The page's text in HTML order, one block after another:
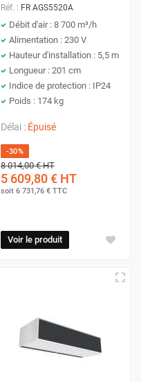
Réf. : FR AGS5520A
Débit d'air : 8 700 m³/h
Alimentation : 230 V
Hauteur d'installation : 5,5 m
Longueur : 201 cm
Indice de protection : IP24
Poids : 174 kg
Délai : Épuisé
-30%
8 014,00 €HT
5 609,80 € HT
soit 6 731,76 € TTC
Voir le produit